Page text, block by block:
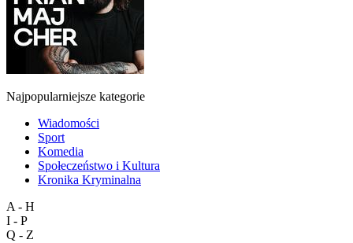
Najpopularniejsze kategorie
Wiadomości
Sport
Komedia
Społeczeństwo i Kultura
Kronika Kryminalna
A - H
I - P
Q - Z